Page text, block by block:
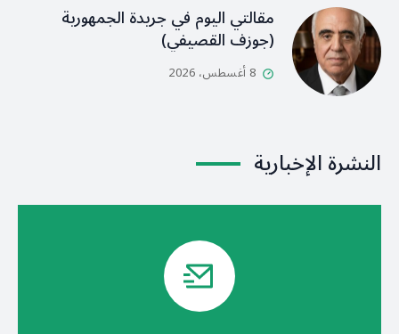
مقالتي اليوم في جريدة الجمهورية
(جوزف القصيفي)
8 أغسطس، 2026
النشرة الإخبارية